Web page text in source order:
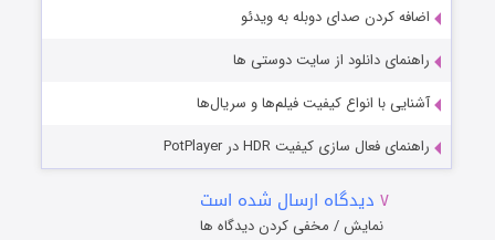
اضافه کردن صدای دوبله به ویدئو
راهنمای دانلود از سایت دوستی ها
آشنایی با انواع کیفیت فیلم‌ها و سریال‌ها
راهنمای فعال سازی کیفیت HDR در PotPlayer
۷ دیدگاه ارسال شده است
نمایش / مخفی کردن دیدگاه ها